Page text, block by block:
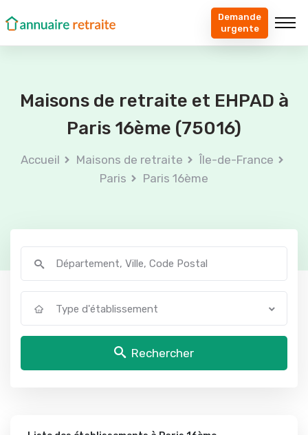
Demande
urgente
Maisons de retraite et EHPAD à
Paris 16ème (75016)
Accueil Maisons de retraite
Île-de-France
Paris
Paris 16ème
Type d'établissement
Rechercher